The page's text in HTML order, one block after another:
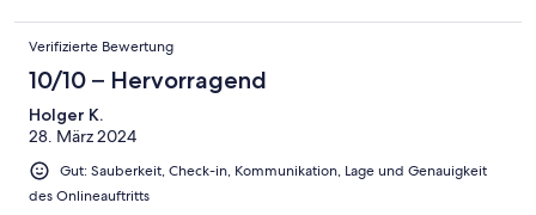
Verifizierte Bewertung
10/10 – Hervorragend
Holger K.
28. März 2024
Gut: Sauberkeit, Check-in, Kommunikation, Lage und Genauigkeit
des Onlineauftritts